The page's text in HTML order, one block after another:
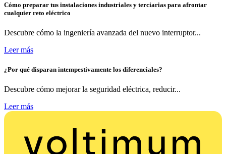
Cómo preparar tus instalaciones industriales y terciarias para afrontar
cualquier reto eléctrico
Descubre cómo la ingeniería avanzada del nuevo interruptor...
Leer más
¿Por qué disparan intempestivamente los diferenciales?
Descubre cómo mejorar la seguridad eléctrica, reducir...
Leer más